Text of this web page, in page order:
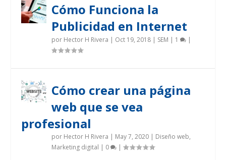
Cómo Funciona la
Publicidad en Internet
por Hector H Rivera | Oct 19, 2018 | SEM | 1 |
Cómo crear una página
web que se vea
profesional
por Hector H Rivera | May 7, 2020 | Diseño web,
Marketing digital | 0 |